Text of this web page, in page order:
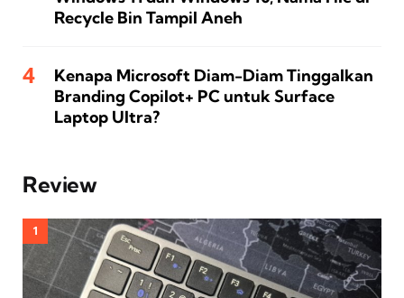
Recycle Bin Tampil Aneh
Kenapa Microsoft Diam-Diam Tinggalkan
Branding Copilot+ PC untuk Surface
Laptop Ultra?
Review